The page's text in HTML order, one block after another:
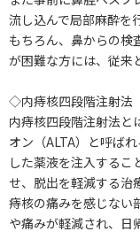
流し込んで局部麻酔を
もちろん、鼻からの検
が困難な方には、従来
◇内痔核四段階注射法
内痔核四段階注射法と
オン（ALTA）と呼ば
した薬液を注入するこ
せ、脱出を軽減する治
痔核の痛みを感じない
や痛みが軽減され、日